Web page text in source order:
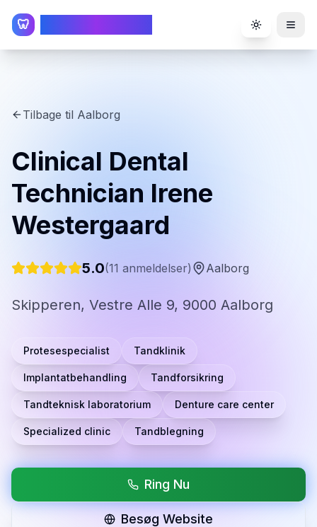
🦷 Toggle
Tilbage til Aalborg
Clinical Dental
Technician Irene
Westergaard
5.0(11 anmeldelser) Aalborg
Skipperen, Vestre Alle 9, 9000 Aalborg
Protesespecialist Tandklinik
Implantatbehandling Tandforsikring
Tandteknisk laboratorium Denture care center
Specialized clinic Tandblegning
Ring Nu
Besøg Website